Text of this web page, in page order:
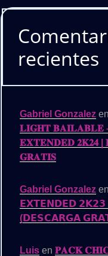
recientes
Gabriel Gonzalez en
𝐋𝐈𝐆𝐇𝐓 𝐁𝐀𝐈𝐋𝐀𝐁𝐋𝐄
𝐄𝐗𝐓𝐄𝐍𝐃𝐄𝐃 𝟐𝐊𝟐𝟒
𝐆𝐑𝐀𝐓𝐈𝐒
Gabriel Gonzalez en
𝗘𝗫𝗧𝗘𝗡𝗗𝗘𝗗 𝟮𝗞𝟮𝟯
(𝗗𝗘𝗦𝗖𝗔𝗥𝗚𝗔
Luis en 𝐏𝐀𝐂𝐊